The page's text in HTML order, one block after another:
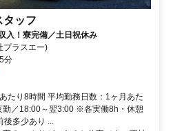
タッフ
入！寮完備／土日祝休み
プラスエー)
分
たり8時間 平均勤務日数：1ヶ月あた
勤／18:00～翌3:00 ※各実働8h・休憩
多少あり ...